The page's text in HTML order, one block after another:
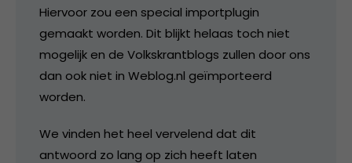
Hiervoor zou een special importplugin
gemaakt worden. Dit blijkt helaas toch niet
mogelijk en de Volkskrantblogs zullen door ons
dan ook niet in Weblog.nl geïmporteerd
worden.
We vinden het heel vervelend dat dit
antwoord zo lang op zich heeft laten